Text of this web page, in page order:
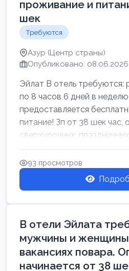
проживание и
шек
Требуются
Азур (Центр страны)
Опубликовано: 08.06.2026
Эйлат В отель требуются:
по 8 часов 6 дней в
предоставляется
питание! Зп от 38 шек час,
сверхурочных,
закон...
93 просмотров
В отели Эйлата
мужчины и
вакансиях повара.
начинается от 38